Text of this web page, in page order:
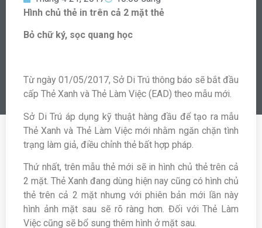
Hình chủ thẻ in trên cả 2 mặt thẻ
Bỏ chữ ký, sọc quang học
Từ ngày 01/05/2017, Sở Di Trú thông báo sẽ bắt đầu
cấp Thẻ Xanh và Thẻ Làm Việc (EAD) theo mẫu mới.
Sở Di Trú áp dụng kỹ thuật hàng đầu để tạo ra mẫu
Thẻ Xanh và Thẻ Làm Việc mới nhằm ngăn chặn tình
trạng làm giả, điều chỉnh thẻ bất hợp pháp.
Thứ nhất, trên mẫu thẻ mới sẽ in hình chủ thẻ trên cả
2 mặt. Thẻ Xanh đang dùng hiện nay cũng có hình chủ
thẻ trên cả 2 mặt nhưng với phiên bản mới lần này
hình ảnh mặt sau sẽ rõ ràng hơn. Đối với Thẻ Làm
Việc cũng sẽ bổ sung thêm hình ở mặt sau.